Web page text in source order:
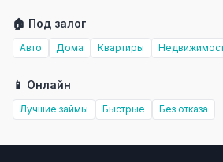
🏠 Под залог
Авто Дома Квартиры
📱 Онлайн
Лучшие займы Быстрые Без отказа